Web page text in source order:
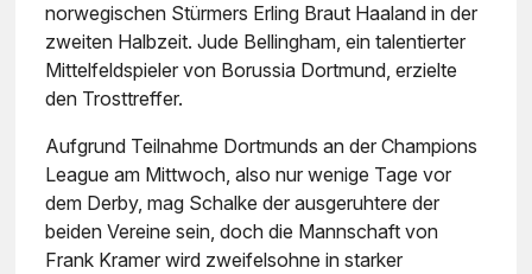
norwegischen Stürmers Erling Braut Haaland in der
zweiten Halbzeit. Jude Bellingham, ein talentierter
Mittelfeldspieler von Borussia Dortmund, erzielte
den Trosttreffer.
Aufgrund Teilnahme Dortmunds an der Champions
League am Mittwoch, also nur wenige Tage vor
dem Derby, mag Schalke der ausgeruhtere der
beiden Vereine sein, doch die Mannschaft von
Frank Kramer wird zweifelsohne in starker